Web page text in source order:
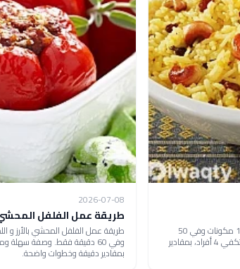
طريقة عمل الأرز بالزبيب و المكسرات خطوة بخطوة بـ15 مكونات وفي 50
دقيقة فقط. وصفة سهلة ومجرّبة من مطبخ دلوقتي تكفي 4 أفراد، بمقادير
2026-07-08
طريقة عمل الفلفل المحشي
بمقادير دقيقة وخطوات واضحة.